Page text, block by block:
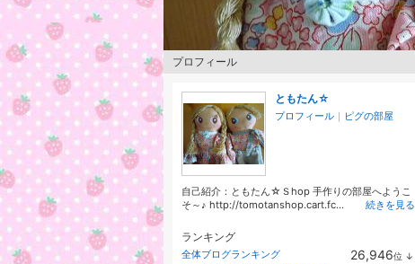
プロフィール
ともたん☆
プロフィール ｜ ピグの部屋
自己紹介：ともたん☆Ｓhop 手作りの部屋へようこ
そ～♪ http://tomotanshop.cart.fc...
続きを見る
ランキング
全体ブログランキング 26,946位 ↓